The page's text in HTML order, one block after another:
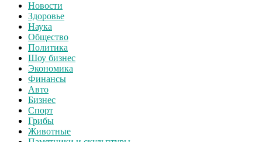
Новости
Здоровье
Наука
Общество
Политика
Шоу бизнес
Экономика
Финансы
Авто
Бизнес
Спорт
Грибы
Животные